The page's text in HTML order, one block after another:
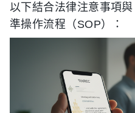
以下結合法律注意事項
準操作流程（SOP）：